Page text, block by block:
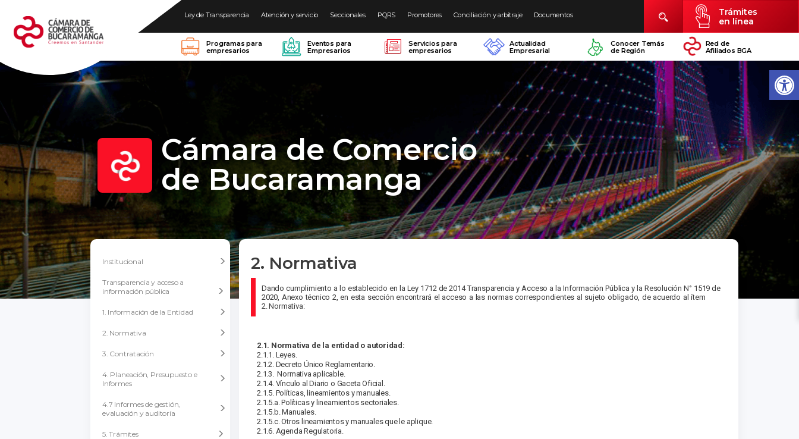
Ley de Transparencia Atención y servicio Seccionales PQRS Promotores Conciliación y arbitraje Documentos
Trámites
en línea
Programas para
empresarios
Eventos para
Empresarios
Servicios para
empresarios
Actualidad
Empresarial
Conocer Temás
de Región
Red de
Afiliados BGA
Cámara de Comercio
de Bucaramanga
Institucional
Transparencia y acceso a
información pública
1. Información de la Entidad
2. Normativa
3. Contratación
4. Planeación, Presupuesto e
Informes
4.7 Informes de gestión,
evaluación y auditoría
5. Trámites
2. Normativa
Dando cumplimiento a lo establecido en la Ley 1712 de 2014 Transparencia y Acceso a la Información Pública y la Resolución N° 1519 de
2020, Anexo técnico 2, en esta sección encontrará el acceso a las normas correspondientes al sujeto obligado, de acuerdo al ítem
2. Normativa:
2.1. Normativa de la entidad o autoridad:
2.1.1. Leyes.
2.1.2. Decreto Único Reglamentario.
2.1.3. Normativa aplicable.
2.1.4. Vínculo al Diario o Gaceta Oficial.
2.1.5. Políticas, lineamientos y manuales.
2.1.5.a. Políticas y lineamientos sectoriales.
2.1.5.b. Manuales.
2.1.5.c. Otros lineamientos y manuales que le aplique.
2.1.6. Agenda Regulatoria.